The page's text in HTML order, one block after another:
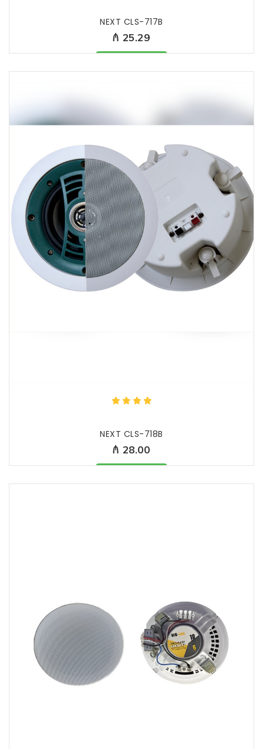
NEXT CLS-717B
₼ 25.29
Məhsul mövcüddur
NEXT CLS-718B
₼ 28.00
Məhsul mövcüddur